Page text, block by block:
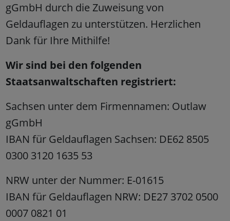
gGmbH durch die Zuweisung von
Geldauflagen zu unterstützen. Herzlichen
Dank für Ihre Mithilfe!
Wir sind bei den folgenden
Staatsanwaltschaften registriert:
Sachsen unter dem Firmennamen: Outlaw
gGmbH
IBAN für Geldauflagen Sachsen: DE62 8505
0300 3120 1635 53
NRW unter der Nummer: E-01615
IBAN für Geldauflagen NRW: DE27 3702 0500
0007 0821 01